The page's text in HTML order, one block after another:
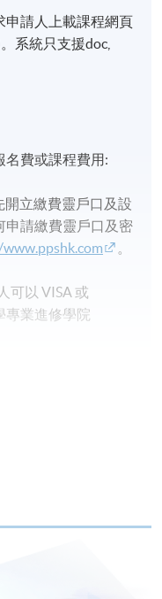
申請人上載課程網頁
系統只支援doc,
名費或課程費用:
立繳費靈戶口及設
申請繳費靈戶口及密
。
可以 VISA 或
專業進修學院